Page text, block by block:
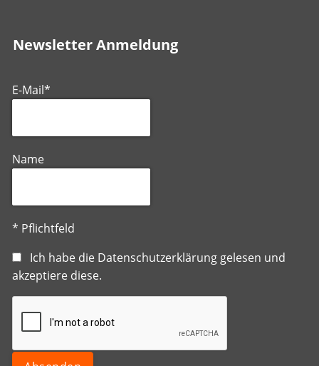
Newsletter Anmeldung
E-Mail*
Name
* Pflichtfeld
Ich habe die Datenschutzerklärung gelesen und
akzeptiere diese.